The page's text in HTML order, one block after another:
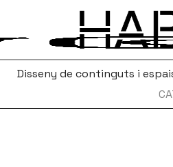
Disseny de continguts i